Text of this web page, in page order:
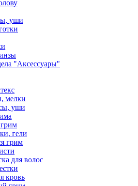
уши
"Аксессуары"
мелки
уши
гели
грим
для волос
кровь